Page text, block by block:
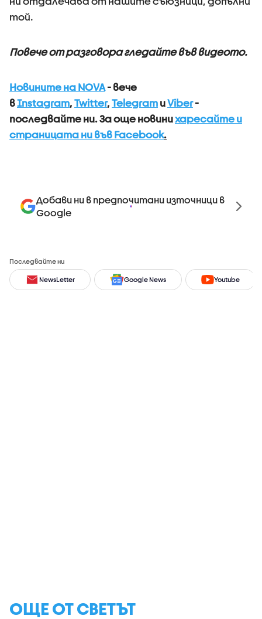
той.
Повече от разговора гледайте във видеото.
Новините на NOVA- вече
вInstagram, Twitter, Telegram иViber-
последвайте ни.За още новинихаресайте и
страницата ни във Facebook.
Добави ни в предпочитани източници в
Google
Последвайте ни
NewsLetter Google News Youtube
ОЩЕ ОТ СВЕТЪТ